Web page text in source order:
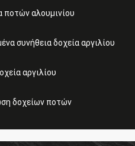
ποτών αλουμινίου
συνήθεια δοχεία αργιλίου
αργιλίου
δοχείων ποτών